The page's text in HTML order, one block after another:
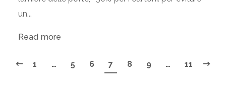
un...
Read more
1 … 5 6 7 8 9 … 11